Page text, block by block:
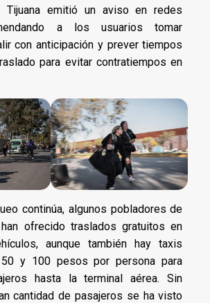
Tijuana emitió un aviso en redes
a los usuarios tomar
con anticipación y prever tiempos
para evitar contratiempos en
continúa, algunos pobladores de
ofrecido traslados gratuitos en
aunque también hay taxis
y 100 pesos por persona para
hasta la terminal aérea. Sin
cantidad de pasajeros se ha visto